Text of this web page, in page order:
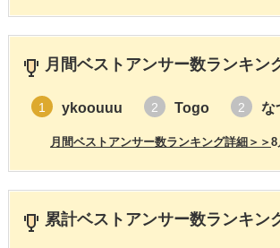
月間ベストアンサー数ランキン
1 ykoouuu 2 Togo 2 な
8
月間ベストアンサー数ランキング詳細＞＞
累計ベストアンサー数ランキン